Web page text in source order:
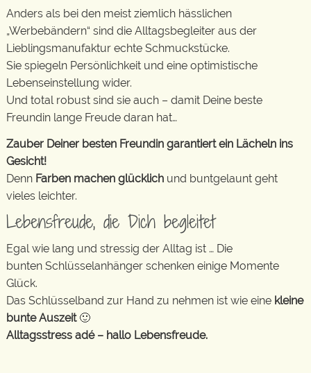
Anders als bei den meist ziemlich hässlichen
„Werbebändern“ sind die Alltagsbegleiter aus der
Lieblingsmanufaktur echte Schmuckstücke.
Sie spiegeln Persönlichkeit und eine optimistische
Lebenseinstellung wider.
Und total robust sind sie auch – damit Deine beste
Freundin lange Freude daran hat…
Zauber Deiner besten Freundin garantiert ein Lächeln ins
Gesicht!
Denn Farben machen glücklich und buntgelaunt geht
vieles leichter.
Lebensfreude, die Dich begleitet
Egal wie lang und stressig der Alltag ist … Die
bunten Schlüsselanhänger schenken einige Momente
Glück.
Das Schlüsselband zur Hand zu nehmen ist wie eine kleine
bunte Auszeit🙂
Alltagsstress adé – hallo Lebensfreude.